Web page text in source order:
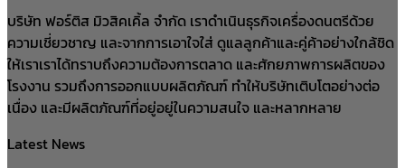
บริษัท ฟอร์ติส มิวสิคเคิ้ล จำกัด เราดำเนินธุรกิจเครื่องดนตรีด้วย
ความเชี่ยวชาญ และจากการเอาใจใส่ ดูแลลูกค้าและคู่ค้าอย่างใกล้ชิด
ให้เราเราได้ทราบถึงความต้องการตลาด และศักยภาพการผลิตของ
โรงงาน รวมถึงการออกแบบผลิตภัณฑ์ ทำให้บริษัทเติบโตอย่างต่อ
เนื่อง และมีผลิตภัณฑ์ที่อยู่อยู่ในความสนใจ และหลากหลาย
Latest News